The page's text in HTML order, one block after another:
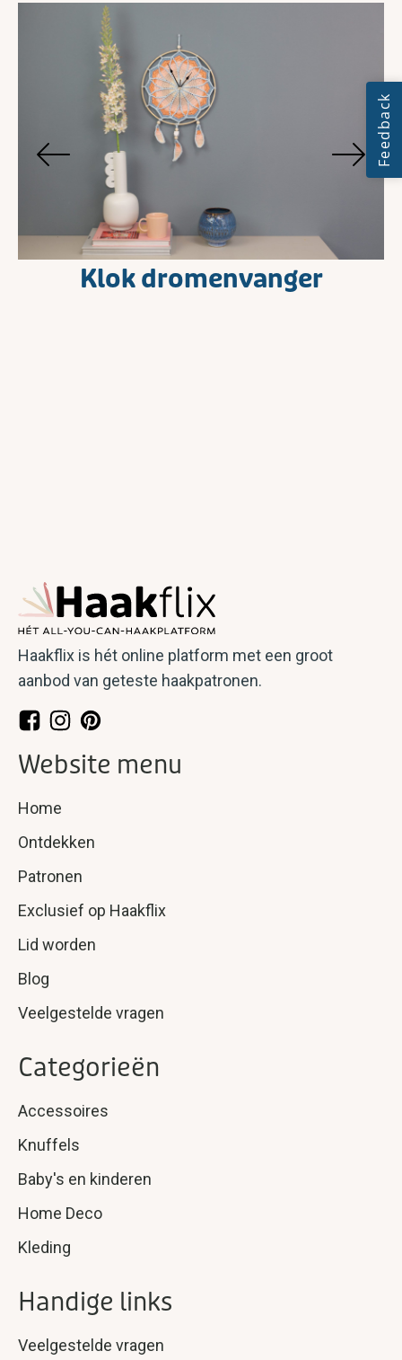
Klok dromenvanger
Haakflix is hét online platform met een groot
aanbod van geteste haakpatronen.
Website menu
Home
Ontdekken
Patronen
Exclusief op Haakflix
Lid worden
Blog
Veelgestelde vragen
Categorieën
Accessoires
Knuffels
Baby's en kinderen
Home Deco
Kleding
Handige links
Veelgestelde vragen